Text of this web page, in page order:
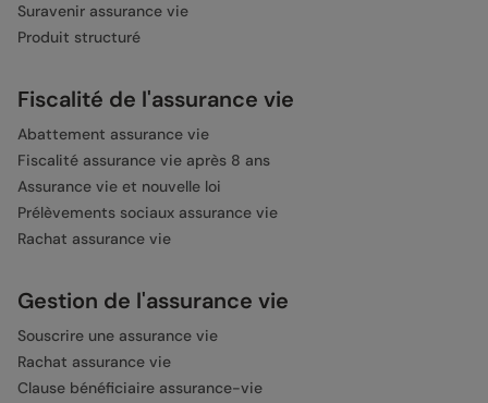
Suravenir assurance vie
Produit structuré
Fiscalité de l'assurance vie
Abattement assurance vie
Fiscalité assurance vie après 8 ans
Assurance vie et nouvelle loi
Prélèvements sociaux assurance vie
Rachat assurance vie
Gestion de l'assurance vie
Souscrire une assurance vie
Rachat assurance vie
Clause bénéficiaire assurance-vie